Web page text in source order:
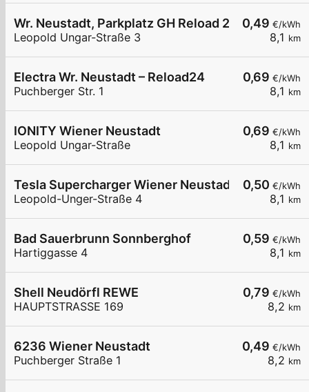
0,49 €/kWh
8,1 km
Wr. Neustadt, Parkplatz GH Reload 24
Leopold Ungar-Straße 3
0,69 €/kWh
8,1 km
Electra Wr. Neustadt – Reload24
Puchberger Str. 1
0,69 €/kWh
8,1 km
IONITY Wiener Neustadt
Leopold Ungar-Straße
0,50 €/kWh
8,1 km
Tesla Supercharger Wiener Neustadt, Austria
Leopold-Unger-Straße 4
0,59 €/kWh
8,1 km
Bad Sauerbrunn Sonnberghof
Hartiggasse 4
0,79 €/kWh
8,2 km
Shell Neudörfl REWE
HAUPTSTRASSE 169
0,49 €/kWh
8,2 km
6236 Wiener Neustadt
Puchberger Straße 1